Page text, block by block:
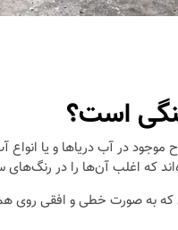
است؟
موجود در آب دریاها و یا
که اغلب آن‌ها را در
که به صورت خطی و افقی روی